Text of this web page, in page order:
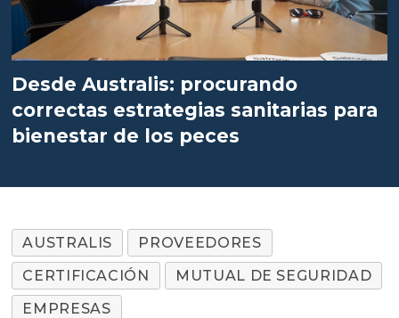
Desde Australis: procurando
correctas estrategias sanitarias para
bienestar de los peces
AUSTRALIS
PROVEEDORES
CERTIFICACIÓN
MUTUAL DE SEGURIDAD
EMPRESAS